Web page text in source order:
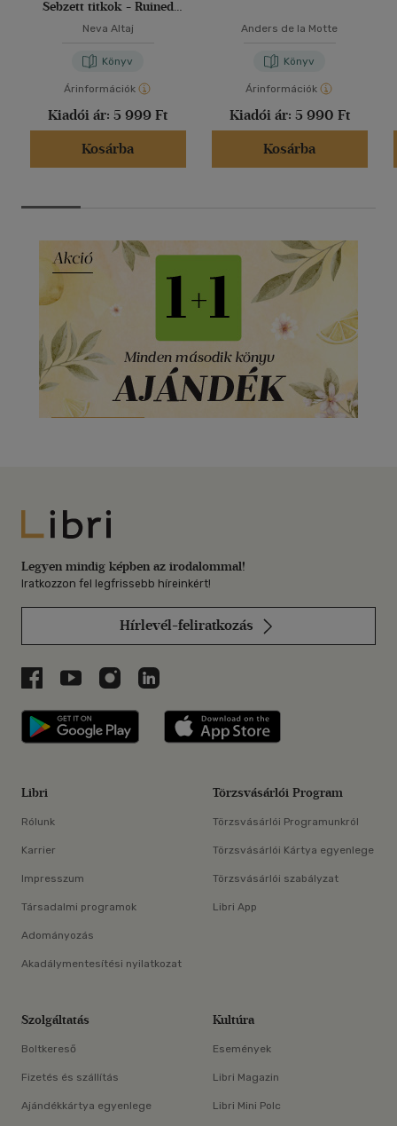
Sebzett titkok - Ruined
Neva Altaj
Könyv
Árinformációk
Kiadói ár: 5 999 Ft
Kosárba
Anders de la Motte
Könyv
Árinformációk
Kiadói ár: 5 990 Ft
Kosárba
Libri
Legyen mindig képben az irodalommal!
Iratkozzon fel legfrissebb híreinkért!
Hírlevél-feliratkozás
Libri a Facebookon
Libri a Youtube-on
Libri az Instagramon
Libri a LinkedInen
Libri applikáció Szerezd meg: Google
Libri
Rólunk
Karrier
Impresszum
Társadalmi programok
Adományozás
Akadálymentesítési nyilatkozat
Törzsvásárlói Program
Törzsvásárlói Programunkról
Törzsvásárlói Kártya egyenlege
Törzsvásárlói szabályzat
Libri App
Szolgáltatás
Boltkereső
Fizetés és szállítás
Ajándékkártya egyenlege
Kultúra
Események
Libri Magazin
Libri Mini Polc